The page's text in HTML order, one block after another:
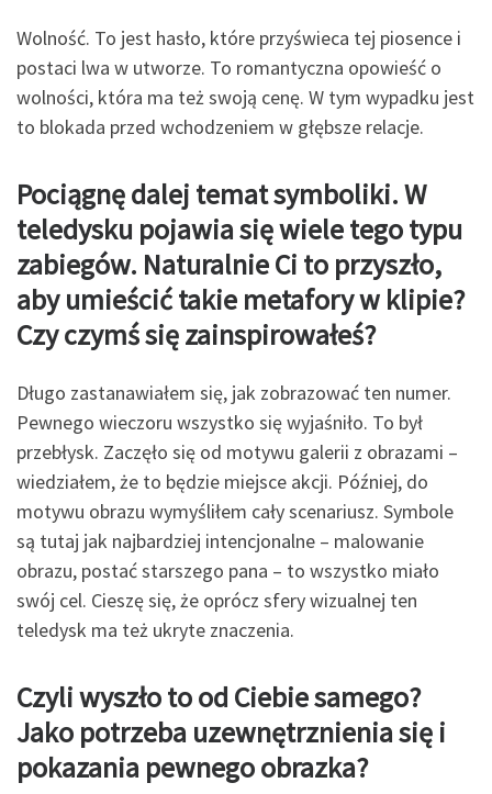
Wolność. To jest hasło, które przyświeca tej piosence i
postaci lwa w utworze. To romantyczna opowieść o
wolności, która ma też swoją cenę. W tym wypadku jest
to blokada przed wchodzeniem w głębsze relacje.
Pociągnę dalej temat symboliki. W
teledysku pojawia się wiele tego typu
zabiegów. Naturalnie Ci to przyszło,
aby umieścić takie metafory w klipie?
Czy czymś się zainspirowałeś?
Długo zastanawiałem się, jak zobrazować ten numer.
Pewnego wieczoru wszystko się wyjaśniło. To był
przebłysk. Zaczęło się od motywu galerii z obrazami –
wiedziałem, że to będzie miejsce akcji. Później, do
motywu obrazu wymyśliłem cały scenariusz. Symbole
są tutaj jak najbardziej intencjonalne – malowanie
obrazu, postać starszego pana – to wszystko miało
swój cel. Cieszę się, że oprócz sfery wizualnej ten
teledysk ma też ukryte znaczenia.
Czyli wyszło to od Ciebie samego?
Jako potrzeba uzewnętrznienia się i
pokazania pewnegoobrazka?